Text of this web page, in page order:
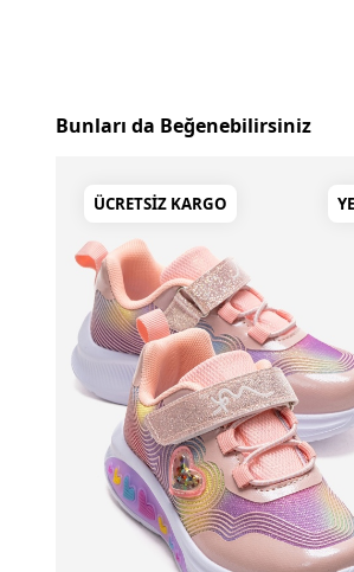
Bunları da Beğenebilirsiniz
ÜCRETSIZ KARGO